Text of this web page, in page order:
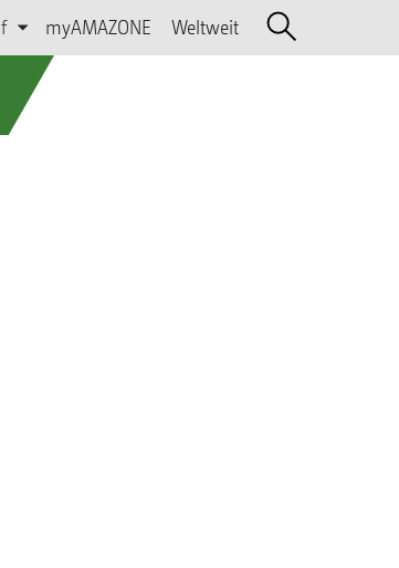
myAMAZONE Weltweit